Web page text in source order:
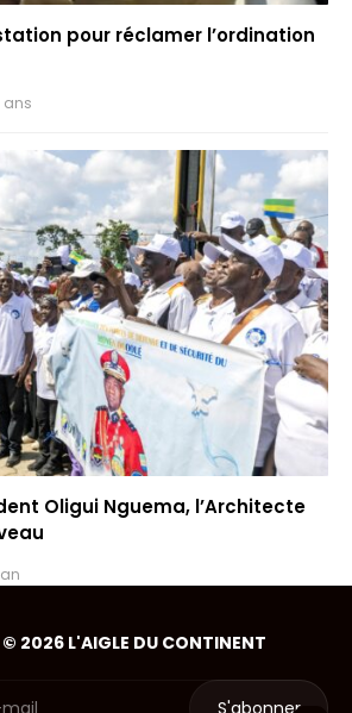
pour réclamer l’ordination
ans
Oligui Nguema, l’Architecte
2026 L'AIGLE DU CONTINENT